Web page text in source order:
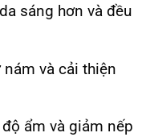
sáng hơn và đều
và cải thiện
ẩm và giảm nếp